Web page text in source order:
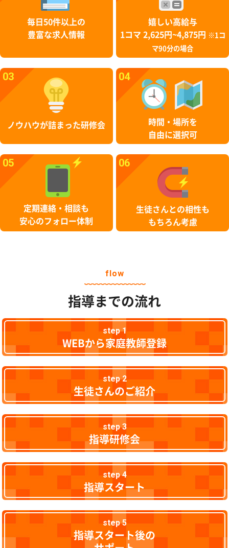
毎日50件以上の
豊富な求人情報
嬉しい高給与
1コマ 2,625円~4,875円
※1コ
マ90分の場合
03
ノウハウが詰まった研修会
04
時間・場所を
自由に選択可
05
定期連絡・相談も
安心のフォロー体制
06
生徒さんとの相性も
もちろん考慮
flow
指導までの流れ
step 1
WEBから家庭教師登録
step 2
生徒さんのご紹介
step 3
指導研修会
step 4
指導スタート
step 5
指導スタート後の